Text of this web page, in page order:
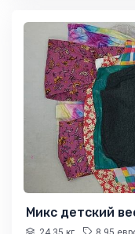
Микс детский